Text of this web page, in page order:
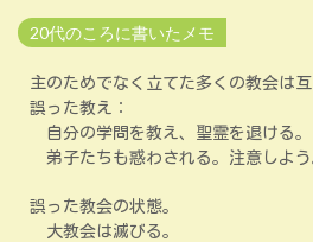
20代のころに書いたメモ
主のためでなく立てた多くの教会は互
誤った教え：
自分の学問を教え、聖霊を退ける。
弟子たちも惑わされる。注意しよう
誤った教会の状態。
大教会は滅びる。